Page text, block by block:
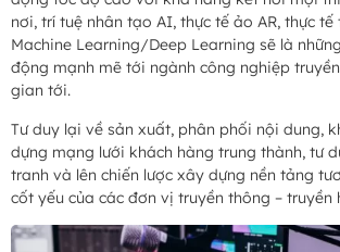
nơi, trí tuệ nhân tạo AI, thực tế ảo AR, thực
Machine Learning/Deep Learning sẽ là
động mạnh mẽ tới ngành công nghiệp
gian tới.
Tư duy lại về sản xuất, phân phối nội dung,
dựng mạng lưới khách hàng trung thành, tư
tranh và lên chiến lược xây dựng nền tảng
cốt yếu của các đơn vị truyền thông – truyền